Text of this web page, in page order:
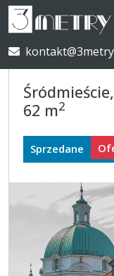
62 m2
Sprzedane